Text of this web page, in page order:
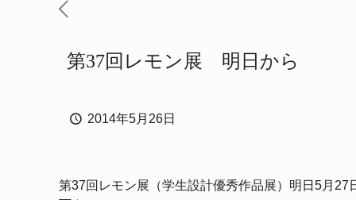
第37回レモン展 明日から
2014年5月26日
第37回レモン展（学生設計優秀作品展）明日5月